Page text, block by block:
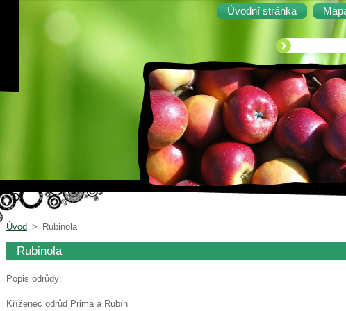
Úvodní stránka
Úvod > Rubinola
Rubinola
Popis odrůdy:
Kříženec odrůd Prima a Rubín